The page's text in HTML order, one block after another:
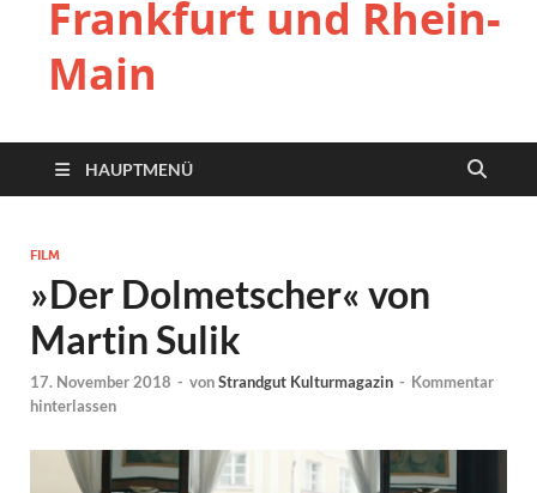
Frankfurt und Rhein-
Main
HAUPTMENÜ
FILM
»Der Dolmetscher« von
Martin Sulik
17. November 2018 - vonStrandgut Kulturmagazin - Kommentar
hinterlassen